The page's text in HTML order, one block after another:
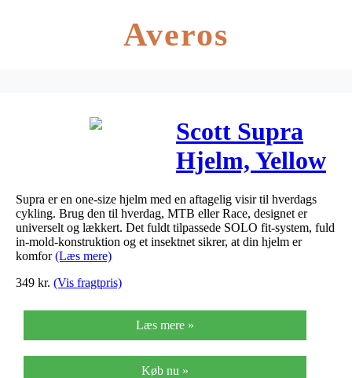
Averos
Scott Supra
Hjelm, Yellow
Supra er en one-size hjelm med en aftagelig visir til hverdags
cykling. Brug den til hverdag, MTB eller Race, designet er
universelt og lækkert. Det fuldt tilpassede SOLO fit-system, fuld
in-mold-konstruktion og et insektnet sikrer, at din hjelm er
komfor(Læs mere)
349 kr. (Vis fragtpris)
Læs mere »
Køb nu »